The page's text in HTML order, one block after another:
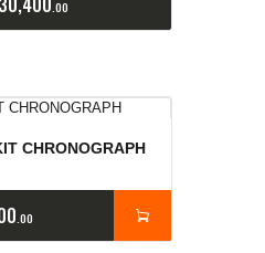
00
CHRONOGRAPH
00